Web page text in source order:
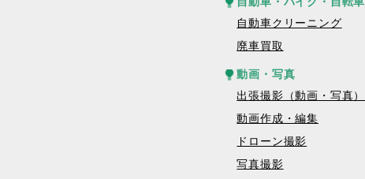
自動車クリーニング
廃車買取
動画・写真
出張撮影（動画・写真）
動画作成・編集
ドローン撮影
写真撮影